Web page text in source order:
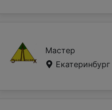
Мастер
Екатеринбург